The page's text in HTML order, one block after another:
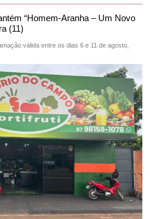
“Homem-Aranha – Um Novo
(11)
válida entre os dias 6 e 11 de agosto,